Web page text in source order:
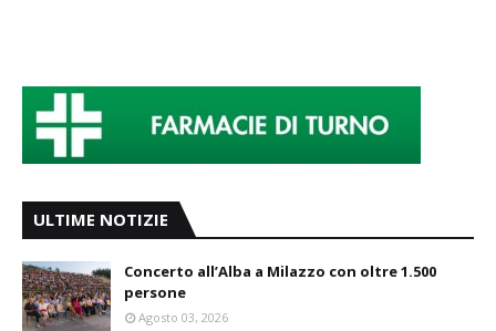
ULTIME NOTIZIE
Concerto all’Alba a Milazzo con oltre 1.500
persone
Agosto 03, 2026